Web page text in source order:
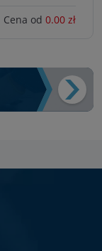
Cena od 0.00 zł